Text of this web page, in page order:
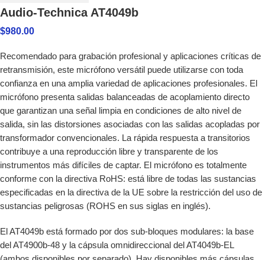
Audio-Technica AT4049b
$980.00
Recomendado para grabación profesional y aplicaciones críticas de
retransmisión, este micrófono versátil puede utilizarse con toda
confianza en una amplia variedad de aplicaciones profesionales. El
micrófono presenta salidas balanceadas de acoplamiento directo
que garantizan una señal limpia en condiciones de alto nivel de
salida, sin las distorsiones asociadas con las salidas acopladas por
transformador convencionales. La rápida respuesta a transitorios
contribuye a una reproducción libre y transparente de los
instrumentos más difíciles de captar. El micrófono es totalmente
conforme con la directiva RoHS: está libre de todas las sustancias
especificadas en la directiva de la UE sobre la restricción del uso de
sustancias peligrosas (ROHS en sus siglas en inglés).
El AT4049b está formado por dos sub-bloques modulares: la base
del AT4900b-48 y la cápsula omnidireccional del AT4049b-EL